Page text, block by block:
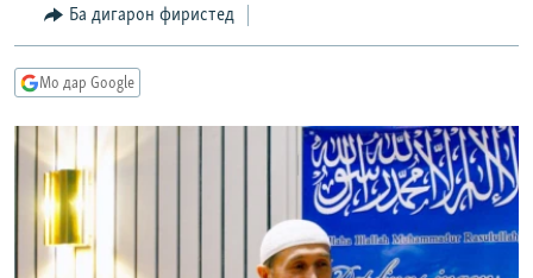
ҷусторФАРҲАНГ
ВАРЗИШ
НАЗАРИ МАРДУМ
ОЗОДӢ ОНЛАЙН
ВИДЕО
НИГОРИСТОН
ГУЗОРИШҲОИ РАДИОӢ
РӮЙХАТҲО
КИТОБҲОИ ОЗОДӢ
Русский
ПАЙГИРӢ КУНЕД
Ба дигарон фиристед
Мо дар Google